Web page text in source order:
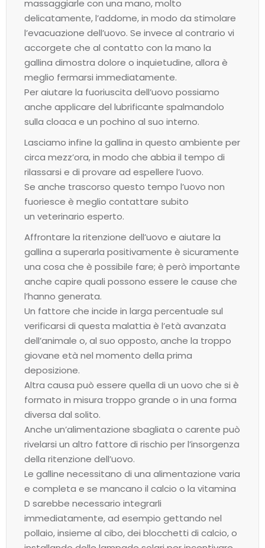
massaggiarle con una mano, molto
delicatamente, l’addome, in modo da stimolare
l’evacuazione dell’uovo. Se invece al contrario vi
accorgete che al contatto con la mano la
gallina dimostra dolore o inquietudine, allora è
meglio fermarsi immediatamente.
Per aiutare la fuoriuscita dell’uovo possiamo
anche applicare del lubrificante spalmandolo
sulla cloaca e un pochino al suo interno.
Lasciamo infine la gallina in questo ambiente per
circa mezz’ora, in modo che abbia il tempo di
rilassarsi e di provare ad espellere l’uovo.
Se anche trascorso questo tempo l’uovo non
fuoriesce è meglio contattare subito
un veterinario esperto.
Affrontare la ritenzione dell’uovo e aiutare la
gallina a superarla positivamente è sicuramente
una cosa che è possibile fare; è però importante
anche capire quali possono essere le cause che
l’hanno generata.
Un fattore che incide in larga percentuale sul
verificarsi di questa malattia è l’età avanzata
dell’animale o, al suo opposto, anche la troppo
giovane età nel momento della prima
deposizione.
Altra causa può essere quella di un uovo che si è
formato in misura troppo grande o in una forma
diversa dal solito.
Anche un’alimentazione sbagliata o carente può
rivelarsi un altro fattore di rischio per l’insorgenza
della ritenzione dell’uovo.
Le galline necessitano di una alimentazione varia
e completa e se mancano il calcio o la vitamina
D sarebbe necessario integrarli
immediatamente, ad esempio gettando nel
pollaio, insieme al cibo, dei blocchetti di calcio, o